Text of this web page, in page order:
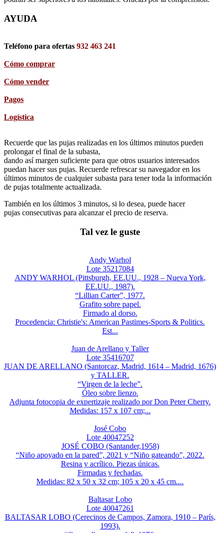
AYUDA
Teléfono para ofertas 932 463 241
Cómo comprar
Cómo vender
Pagos
Logística
Recuerde que las pujas realizadas en los últimos minutos pueden
prolongar el final de la subasta,
dando así margen suficiente para que otros usuarios interesados
puedan hacer sus pujas. Recuerde refrescar su navegador en los
últimos minutos de cualquier subasta para tener toda la información
de pujas totalmente actualizada.
También en los últimos 3 minutos, si lo desea, puede hacer
pujas consecutivas para alcanzar el precio de reserva.
Tal vez le guste
Andy Warhol
Lote 35217084
ANDY WARHOL (Pittsburgh, EE.UU., 1928 – Nueva York,
EE.UU., 1987).
“Lillian Carter”, 1977.
Grafito sobre papel.
Firmado al dorso.
Procedencia: Christie's: American Pastimes-Sports & Politics.
Est...
Juan de Arellano y Taller
Lote 35416707
JUAN DE ARELLANO (Santorcaz, Madrid, 1614 – Madrid, 1676)
y TALLER.
“Virgen de la leche”.
Óleo sobre lienzo.
Adjunta fotocopia de expertizaje realizado por Don Peter Cherry.
Medidas: 157 x 107 cm;...
José Cobo
Lote 40047252
JOSÉ COBO (Santander,1958)
“Niño apoyado en la pared”, 2021 y “Niño gateando”, 2022.
Resina y acrílico. Piezas únicas.
Firmadas y fechadas.
Medidas: 82 x 50 x 32 cm; 105 x 20 x 45 cm....
Baltasar Lobo
Lote 40047261
BALTASAR LOBO (Cerecinos de Campos, Zamora, 1910 – París,
1993).